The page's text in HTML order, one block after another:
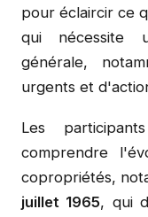
pour éclaircir ce
qui nécessite
générale,
urgents et
Les
comprendre
copropriétés,
juillet 1965, qui